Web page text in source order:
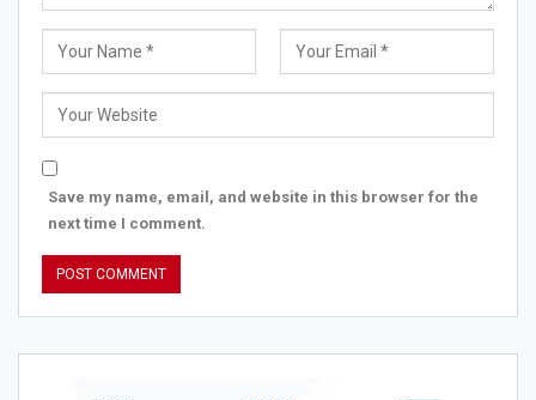
Save my name, email, and website in this browser for the
next time I comment.